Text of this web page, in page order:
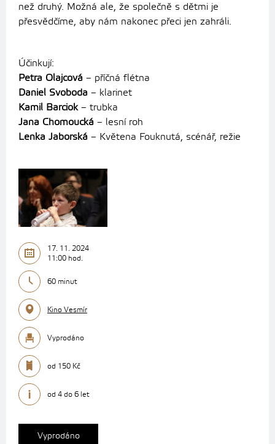
než druhý. Možná ale, že společně s dětmi je
přesvědčíme, aby nám nakonec přeci jen zahráli.
Účinkují:
Petra Olajcová – příčná flétna
Daniel Svoboda – klarinet
Kamil Barciok– trubka
Jana Chomoucká – lesní roh
Lenka Jaborská – Květena Fouknutá, scénář, režie
17. 11. 2024
11:00 hod.
60 minut
Kino Vesmír
Vyprodáno
od 150 Kč
od 4 do 6 let
Vyprodáno